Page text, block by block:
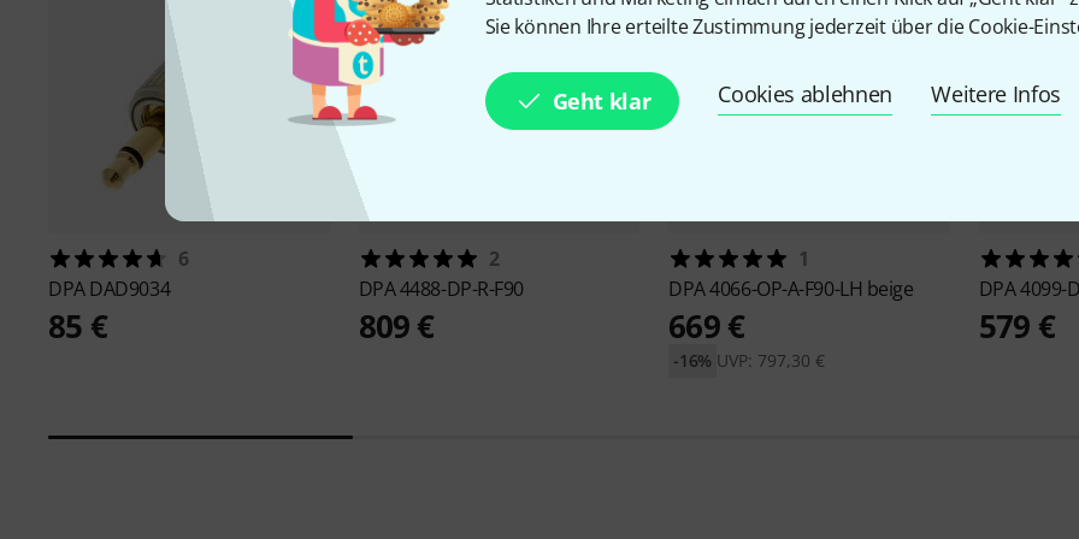
Sie können Ihre erteilte Zustimmung jederzeit über die Cookie-
Geht klar Cookies ablehnen Weitere Infos
6
DPADAD9034
85 €
2
DPA4488-DP-R-F90
809 €
1
DPA4066-OP-A-F90-LH beige
669 €
UVP: 797,30 €
-16%
DPA4099-
579 €